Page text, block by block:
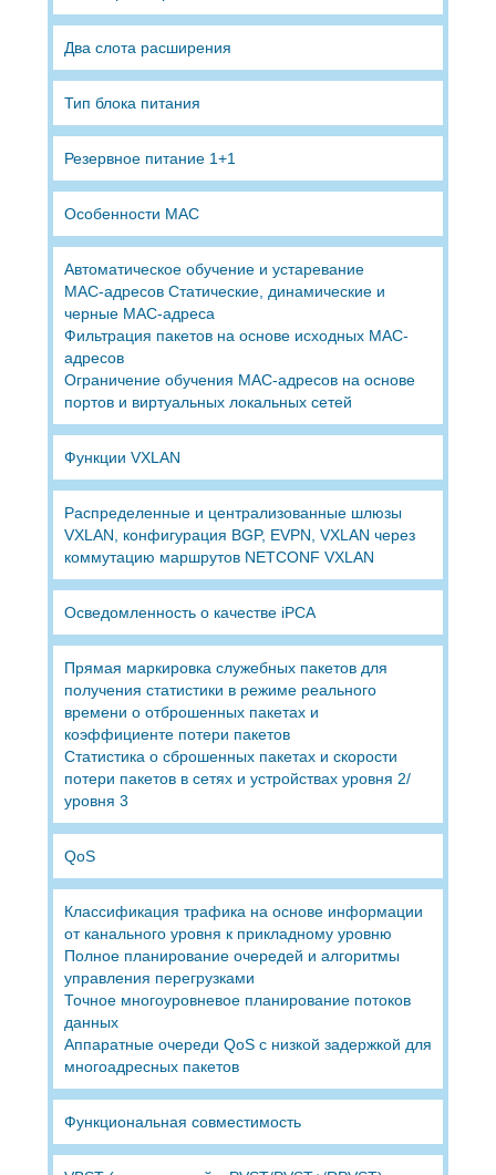
Два слота расширения
Тип блока питания
Резервное питание 1+1
Особенности MAC
Автоматическое обучение и устаревание
MAC-адресов Статические, динамические и
черные MAC-адреса
Фильтрация пакетов на основе исходных MAC-
адресов
Ограничение обучения MAC-адресов на основе
портов и виртуальных локальных сетей
Функции VXLAN
Распределенные и централизованные шлюзы
VXLAN, конфигурация BGP, EVPN, VXLAN через
коммутацию маршрутов NETCONF VXLAN
Осведомленность о качестве iPCA
Прямая маркировка служебных пакетов для
получения статистики в режиме реального
времени о отброшенных пакетах и
коэффициенте потери пакетов
Статистика о сброшенных пакетах и скорости
потери пакетов в сетях и устройствах уровня 2/
уровня 3
QoS
Классификация трафика на основе информации
от канального уровня к прикладному уровню
Полное планирование очередей и алгоритмы
управления перегрузками
Точное многоуровневое планирование потоков
данных
Аппаратные очереди QoS с низкой задержкой для
многоадресных пакетов
Функциональная совместимость